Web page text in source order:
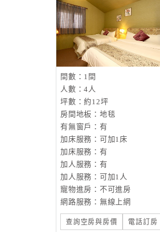
間數：1間
人數：4人
坪數：約12坪
房間地板：地毯
有無窗戶：有
加床服務：可加1床
加床服務：有
加人服務：有
加人服務：可加1人
寵物進房：不可進房
網路服務：無線上網
查詢空房與房價 電話訂房